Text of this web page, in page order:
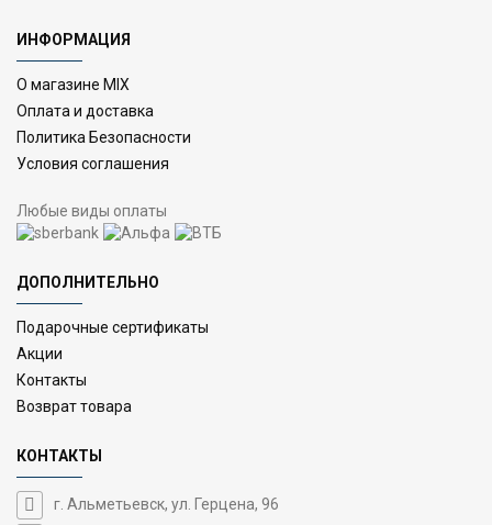
ИНФОРМАЦИЯ
О магазине MIX
Оплата и доставка
Политика Безопасности
Условия соглашения
Любые виды оплаты
ДОПОЛНИТЕЛЬНО
Подарочные сертификаты
Акции
Контакты
Возврат товара
КОНТАКТЫ
г. Альметьевск, ул. Герцена, 96